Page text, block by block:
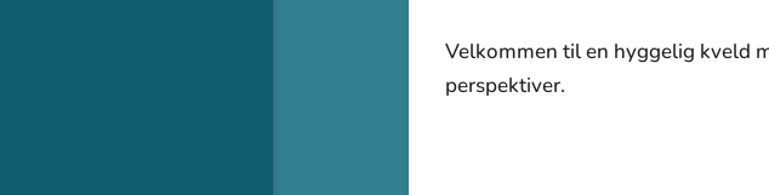
Velkommen til en hyggelig kveld
perspektiver.